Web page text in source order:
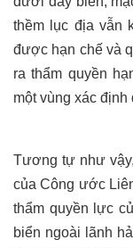
thềm lục địa vẫn
được hạn chế và
ra thẩm quyền
một vùng xác
Tương tự như
của Công ước
thẩm quyền lực
biển ngoài lãnh